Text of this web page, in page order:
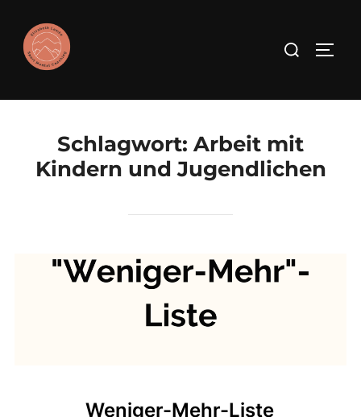
Inhalt
springen
Suchen
Schlagwort: Arbeit mit
Kindern und Jugendlichen
Weniger-Mehr-Liste